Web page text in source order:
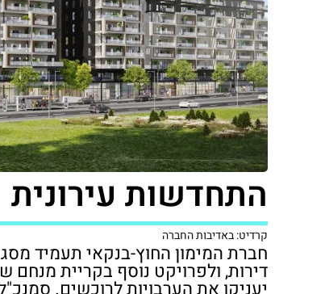
התחדשות עירונית
קרדיט: באדיבות החברה
יעניקו את הערבויות לרוכשים.